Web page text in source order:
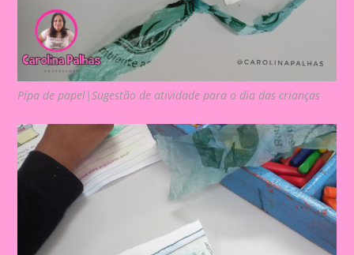
Pipa de papel|Sugestão de atividade para o dia das crianças